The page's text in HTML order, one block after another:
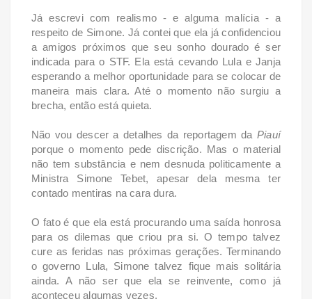
Já escrevi com realismo - e alguma malícia - a
respeito de Simone. Já contei que ela já confidenciou
a amigos próximos que seu sonho dourado é ser
indicada para o STF. Ela está cevando Lula e Janja
esperando a melhor oportunidade para se colocar de
maneira mais clara. Até o momento não surgiu a
brecha, então está quieta.
Não vou descer a detalhes da reportagem da Piauí
porque o momento pede discrição. Mas o material
não tem substância e nem desnuda politicamente a
Ministra Simone Tebet, apesar dela mesma ter
contado mentiras na cara dura.
O fato é que ela está procurando uma saída honrosa
para os dilemas que criou pra si. O tempo talvez
cure as feridas nas próximas gerações. Terminando
o governo Lula, Simone talvez fique mais solitária
ainda. A não ser que ela se reinvente, como já
aconteceu algumas vezes.